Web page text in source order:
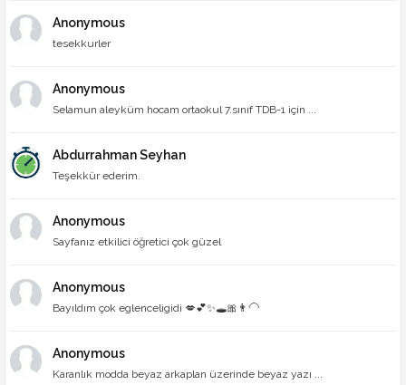
Anonymous
tesekkurler
Anonymous
Selamun aleyküm hocam ortaokul 7.sınıf TDB-1 için ...
Abdurrahman Seyhan
Teşekkür ederim.
Anonymous
Sayfanız etkilici öğretici çok güzel
Anonymous
Bayıldım çok eglenceligidi 💋💕✨🕳🎀👨‍🦲
Anonymous
Karanlık modda beyaz arkaplan üzerinde beyaz yazı ...